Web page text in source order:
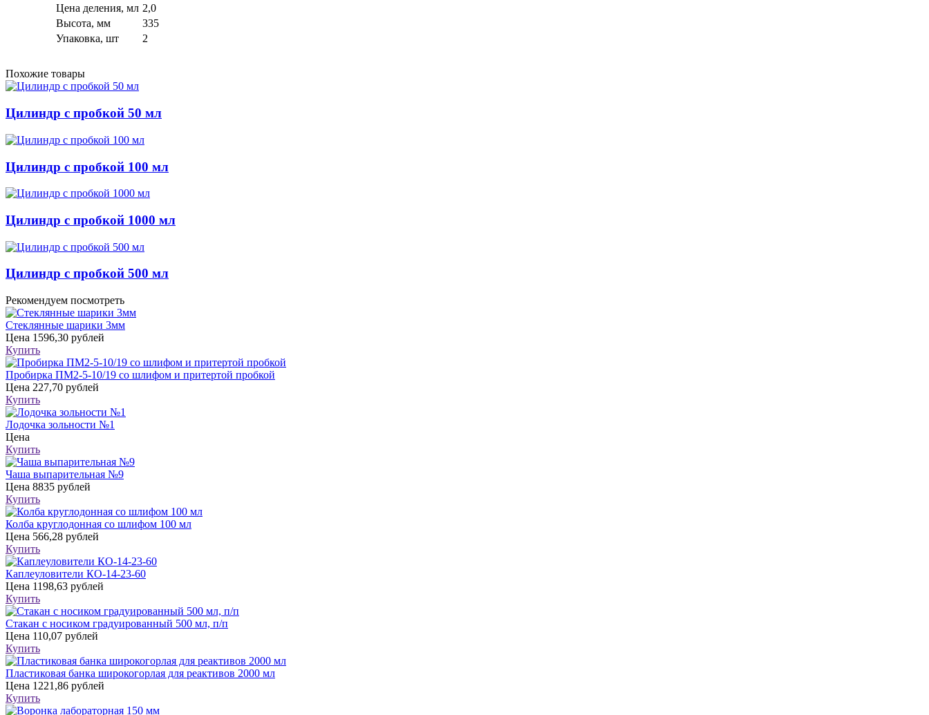
Цена деления, мл 2,0
Высота, мм
335
Упаковка, шт
2
Похожие товары
Цилиндр с пробкой 50 мл
Цилиндр с пробкой 100 мл
Цилиндр с пробкой 1000 мл
Цилиндр с пробкой 500 мл
Рекомендуем посмотреть
Стеклянные шарики 3мм
Цена 1596,30 рублей
Купить
Пробирка ПМ2-5-10/19 со шлифом и притертой пробкой
Цена 227,70 рублей
Купить
Лодочка зольности №1
Цена
Купить
Чаша выпарительная №9
Цена 8835 рублей
Купить
Колба круглодонная со шлифом 100 мл
Цена 566,28 рублей
Купить
Каплеуловители КО-14-23-60
Цена 1198,63 рублей
Купить
Стакан с носиком градуированный 500 мл, п/п
Цена 110,07 рублей
Купить
Пластиковая банка широкогорлая для реактивов 2000 мл
Цена 1221,86 рублей
Купить